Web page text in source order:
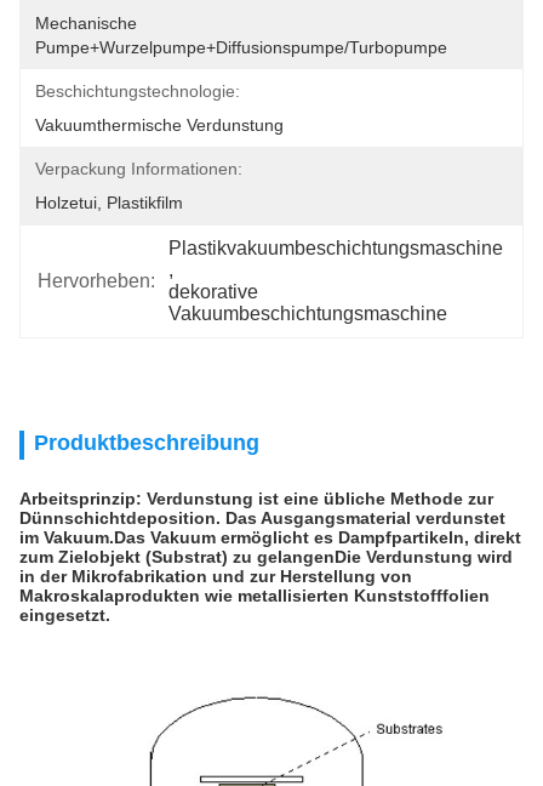
Mechanische
Pumpe+Wurzelpumpe+Diffusionspumpe/Turbopumpe
Beschichtungstechnologie:
Vakuumthermische Verdunstung
Verpackung Informationen:
Holzetui, Plastikfilm
Hervorheben:
Plastikvakuumbeschichtungsmaschine
,
dekorative
Vakuumbeschichtungsmaschine
Produktbeschreibung
Arbeitsprinzip: Verdunstung ist eine übliche Methode zur
Dünnschichtdeposition. Das Ausgangsmaterial verdunstet
im Vakuum.Das Vakuum ermöglicht es Dampfpartikeln, direkt
zum Zielobjekt (Substrat) zu gelangenDie Verdunstung wird
in der Mikrofabrikation und zur Herstellung von
Makroskalaprodukten wie metallisierten Kunststofffolien
eingesetzt.